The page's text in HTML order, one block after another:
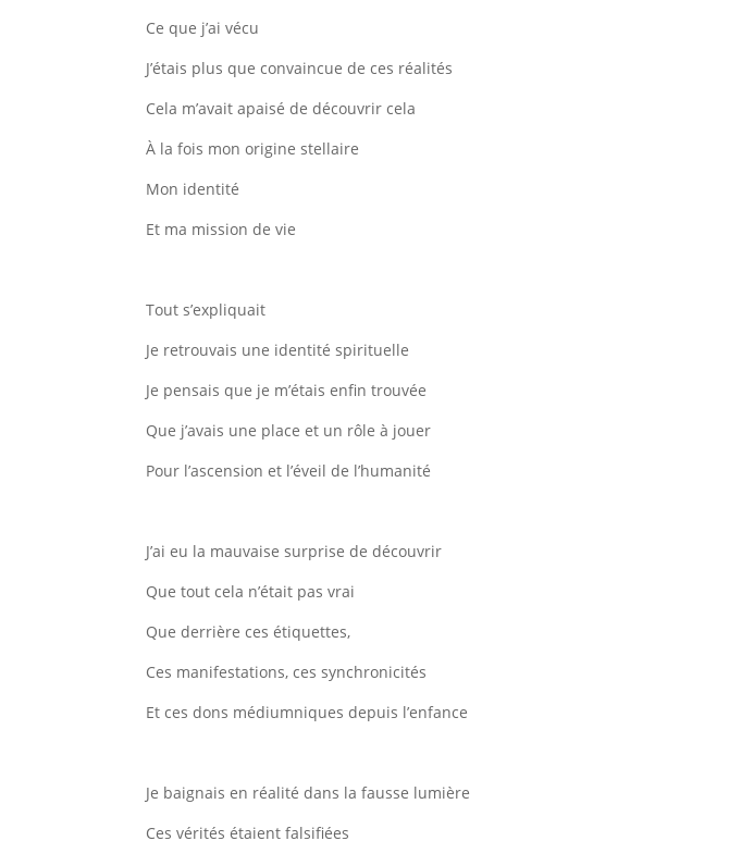
Ce que j’ai vécu
J’étais plus que convaincue de ces réalités
Cela m’avait apaisé de découvrir cela
À la fois mon origine stellaire
Mon identité
Et ma mission de vie
Tout s’expliquait
Je retrouvais une identité spirituelle
Je pensais que je m’étais enfin trouvée
Que j’avais une place et un rôle à jouer
Pour l’ascension et l’éveil de l’humanité
J’ai eu la mauvaise surprise de découvrir
Que tout cela n’était pas vrai
Que derrière ces étiquettes,
Ces manifestations, ces synchronicités
Et ces dons médiumniques depuis l’enfance
Je baignais en réalité dans la fausse lumière
Ces vérités étaient falsifiées